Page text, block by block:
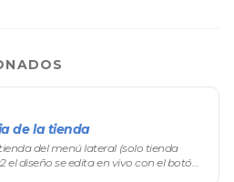
de la tienda
del menú lateral (solo tienda
el diseño se edita en vivo con el botón